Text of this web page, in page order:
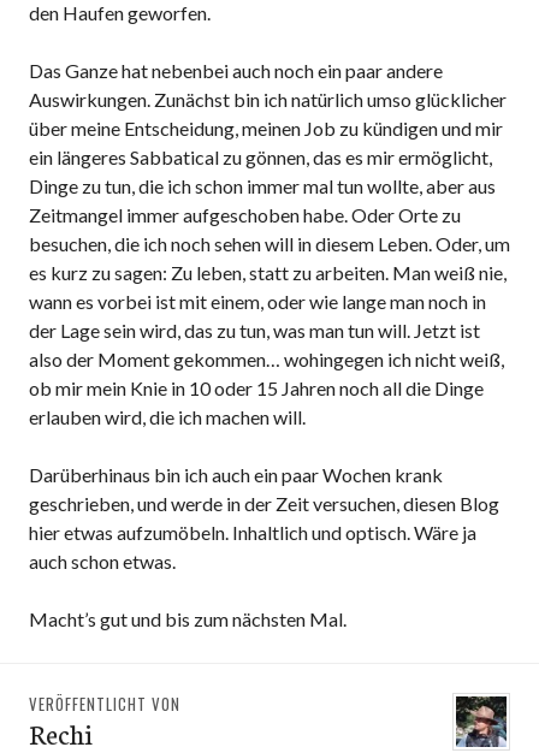
den Haufen geworfen.
Das Ganze hat nebenbei auch noch ein paar andere
Auswirkungen. Zunächst bin ich natürlich umso glücklicher
über meine Entscheidung, meinen Job zu kündigen und mir
ein längeres Sabbatical zu gönnen, das es mir ermöglicht,
Dinge zu tun, die ich schon immer mal tun wollte, aber aus
Zeitmangel immer aufgeschoben habe. Oder Orte zu
besuchen, die ich noch sehen will in diesem Leben. Oder, um
es kurz zu sagen: Zu leben, statt zu arbeiten. Man weiß nie,
wann es vorbei ist mit einem, oder wie lange man noch in
der Lage sein wird, das zu tun, was man tun will. Jetzt ist
also der Moment gekommen… wohingegen ich nicht weiß,
ob mir mein Knie in 10 oder 15 Jahren noch all die Dinge
erlauben wird, die ich machen will.
Darüberhinaus bin ich auch ein paar Wochen krank
geschrieben, und werde in der Zeit versuchen, diesen Blog
hier etwas aufzumöbeln. Inhaltlich und optisch. Wäre ja
auch schon etwas.
Macht’s gut und bis zum nächsten Mal.
VERÖFFENTLICHT VON
Rechi